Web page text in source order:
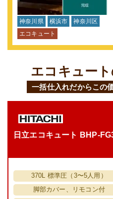
神奈川県 横浜市
神奈川区
エコキュート
エコキュー
一括仕入れだからこの
日立エコキュート BHP-
370L 標準圧（3〜5人用）
脚部カバー、リモコン付